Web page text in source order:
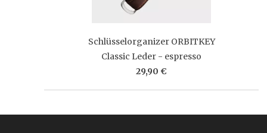
Schlüsselorganizer ORBITKEY
Classic Leder - espresso
29,90 €